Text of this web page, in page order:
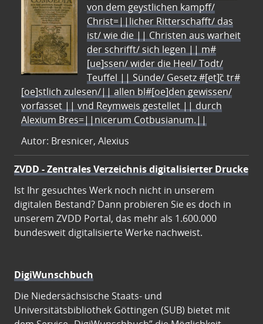
von dem geystlichen kampff/
Christ=||licher Ritterschafft/ das
ist/ wie die || Christen aus warheit
der schrifft/ sich legen || m#
[ue]ssen/ wider die Heel/ Todt/
Teuffel || Sünde/ Gesetz #[et]c̃ tr#
[oe]stlich zulesen/|| allen bl#[oe]den gewissen/
vorfasset || vnd Reymweis gestellet || durch
Alexium Bres=||nicerum Cotbusianum.||
Autor: Bresnicer, Alexius
ZVDD - Zentrales Verzeichnis digitalisierter Drucke
Ist Ihr gesuchtes Werk noch nicht in unserem
digitalen Bestand? Dann probieren Sie es doch in
unserem ZVDD Portal, das mehr als 1.600.000
bundesweit digitalisierte Werke nachweist.
DigiWunschbuch
Die Niedersächsische Staats- und
Universitätsbibliothek Göttingen (SUB) bietet mit